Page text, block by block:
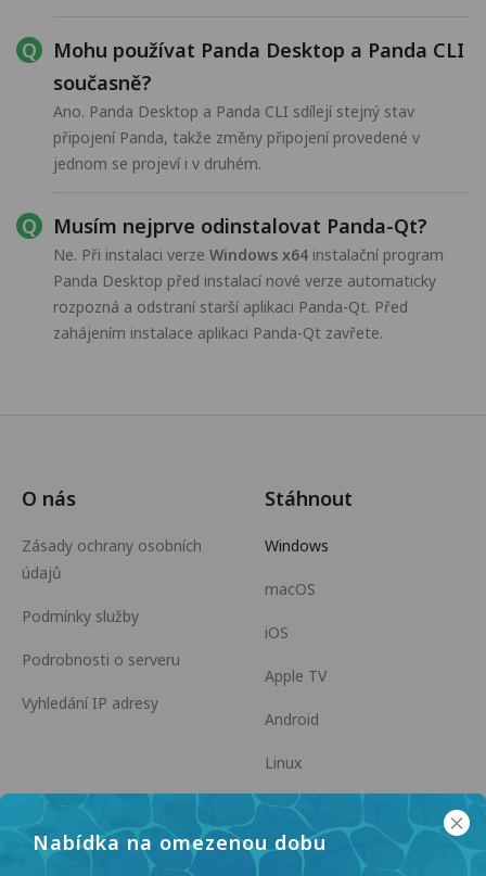
Mohu používat Panda Desktop a Panda CLI
současně?
Ano. Panda Desktop a Panda CLI sdílejí stejný stav
připojení Panda, takže změny připojení provedené v
jednom se projeví i v druhém.
Musím nejprve odinstalovat Panda-Qt?
Ne. Při instalaci verze Windows x64 instalační program
Panda Desktop před instalací nové verze automaticky
rozpozná a odstraní starší aplikaci Panda-Qt. Před
zahájením instalace aplikaci Panda-Qt zavřete.
Nabídka na omezenou dobu
O nás
Zásady ochrany osobních
údajů
Podmínky služby
Podrobnosti o serveru
Vyhledání IP adresy
Stáhnout
Windows
macOS
iOS
Apple TV
Android
Linux
Android TV
Centrum nápovědy Spolupráce